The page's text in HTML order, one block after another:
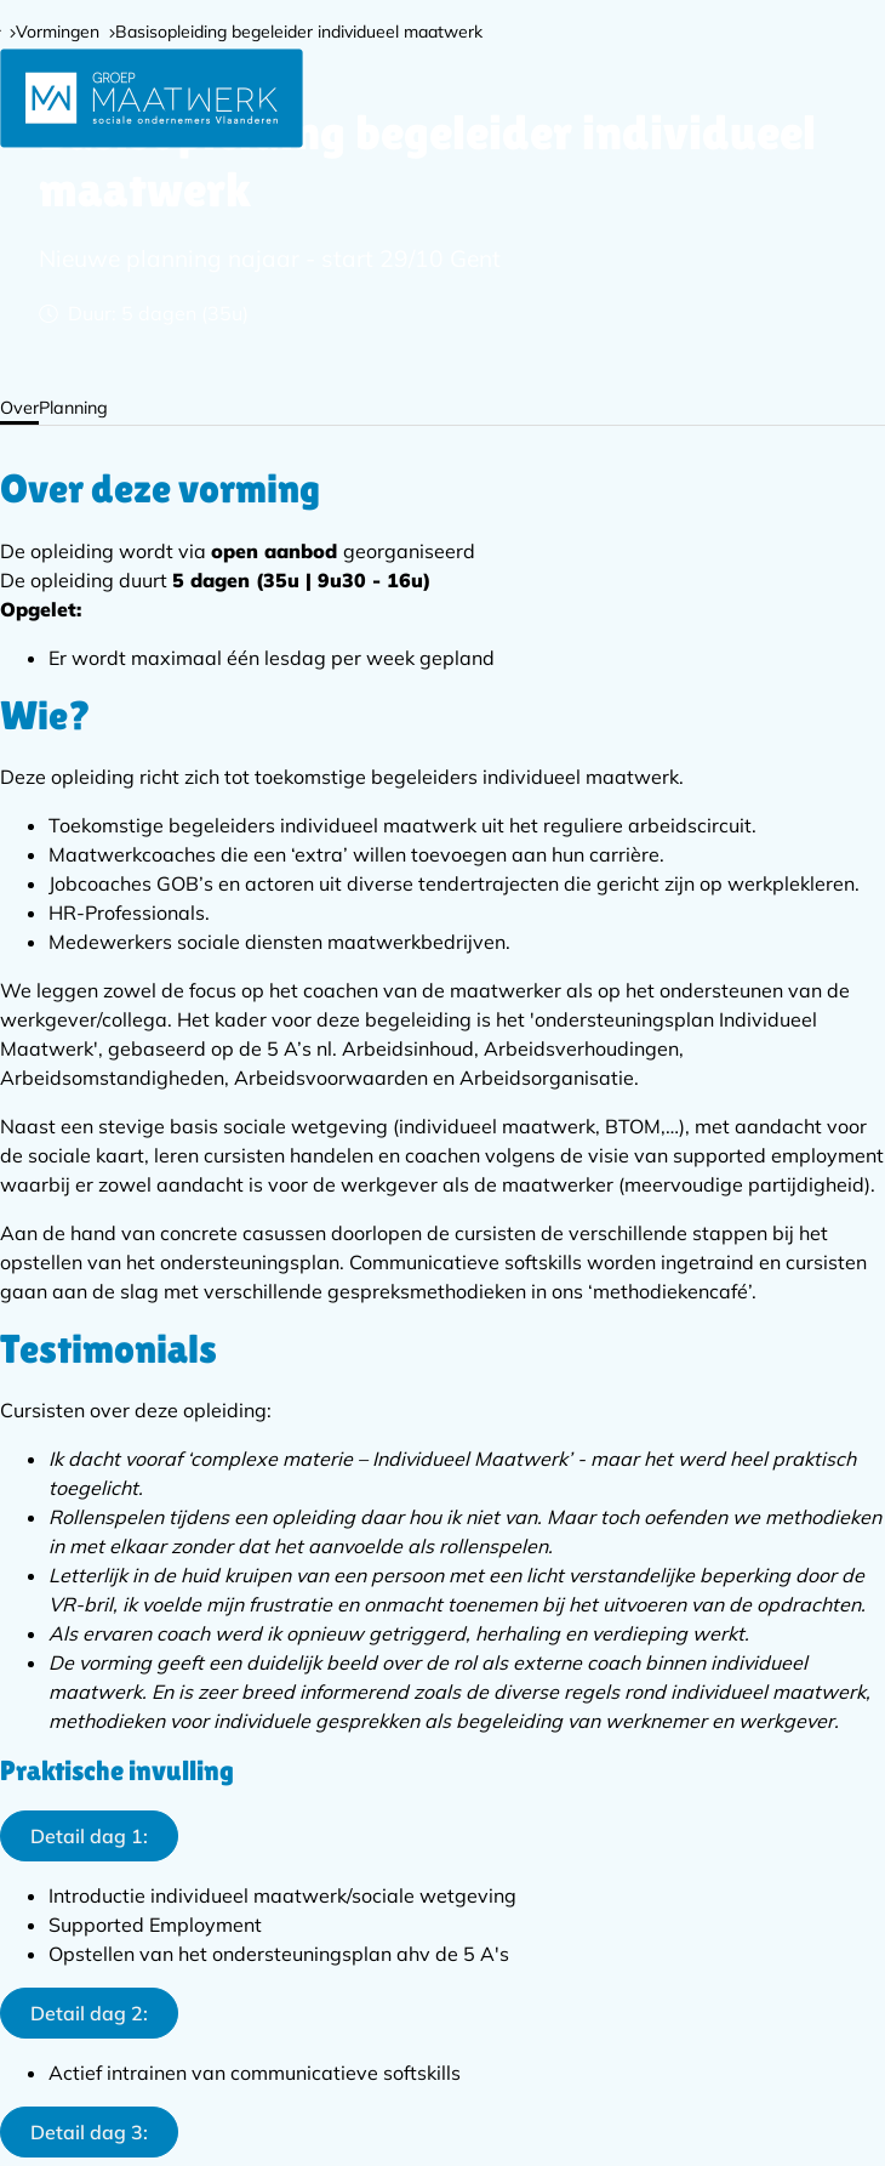
Vormingen Basisopleiding begeleider individueel maatwerk
Basisopleiding begeleider individueel
OverPlanning
Over deze vorming
De opleiding wordt via open aanbod georganiseerd
De opleiding duurt 5 dagen (35u | 9u30 - 16u)
Opgelet:
Er wordt maximaal één lesdag per week gepland
Wie?
Deze opleiding richt zich tot toekomstige begeleiders individueel maatwerk.
Toekomstige begeleiders individueel maatwerk uit het reguliere arbeidscircuit.
Maatwerkcoaches die een ‘extra’ willen toevoegen aan hun carrière.
Jobcoaches GOB’s en actoren uit diverse tendertrajecten die gericht zijn op werkplekleren.
HR-Professionals.
Medewerkers sociale diensten maatwerkbedrijven.
We leggen zowel de focus op het coachen van de maatwerker als op het ondersteunen van de
werkgever/collega. Het kader voor deze begeleiding is het 'ondersteuningsplan Individueel
Maatwerk', gebaseerd op de 5 A’s nl. Arbeidsinhoud, Arbeidsverhoudingen,
Arbeidsomstandigheden, Arbeidsvoorwaarden en Arbeidsorganisatie.
Naast een stevige basis sociale wetgeving (individueel maatwerk, BTOM,…), met aandacht voor
de sociale kaart, leren cursisten handelen en coachen volgens de visie van supported employment
waarbij er zowel aandacht is voor de werkgever als de maatwerker (meervoudige partijdigheid).
Aan de hand van concrete casussen doorlopen de cursisten de verschillende stappen bij het
opstellen van het ondersteuningsplan. Communicatieve softskills worden ingetraind en cursisten
gaan aan de slag met verschillende gespreksmethodieken in ons ‘methodiekencafé’.
Testimonials
Cursisten over deze opleiding:
Ik dacht vooraf ‘complexe materie – Individueel Maatwerk’ - maar het werd heel praktisch
toegelicht.
Rollenspelen tijdens een opleiding daar hou ik niet van. Maar toch oefenden we methodieken
in met elkaar zonder dat het aanvoelde als rollenspelen.
Letterlijk in de huid kruipen van een persoon met een licht verstandelijke beperking door de
VR-bril, ik voelde mijn frustratie en onmacht toenemen bij het uitvoeren van de opdrachten.
Als ervaren coach werd ik opnieuw getriggerd, herhaling en verdieping werkt.
De vorming geeft een duidelijk beeld over de rol als externe coach binnen individueel
maatwerk. En is zeer breed informerend zoals de diverse regels rond individueel maatwerk,
methodieken voor individuele gesprekken als begeleiding van werknemer en werkgever.
Praktische invulling
Detail dag 1:
Introductie individueel maatwerk/sociale wetgeving
Supported Employment
Opstellen van het ondersteuningsplan ahv de 5 A's
Detail dag 2:
Actief intrainen van communicatieve softskills
Detail dag 3: